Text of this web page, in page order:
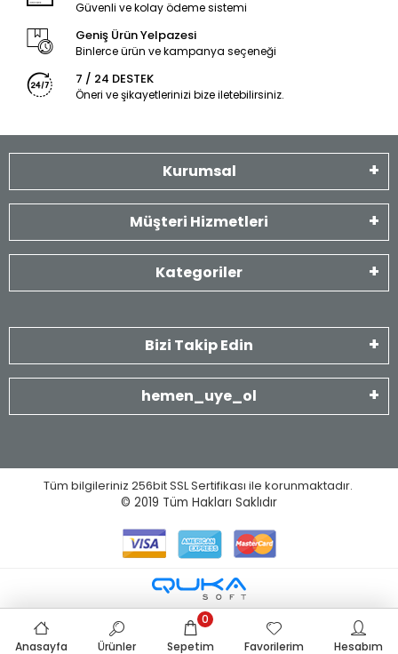
Güvenli ve kolay ödeme sistemi
Geniş Ürün Yelpazesi
Binlerce ürün ve kampanya seçeneği
7 / 24 DESTEK
Öneri ve şikayetlerinizi bize iletebilirsiniz.
Kurumsal
Müşteri Hizmetleri
Kategoriler
Bizi Takip Edin
hemen_uye_ol
Tüm bilgileriniz 256bit SSL Sertifikası ile korunmaktadır.
© 2019 Tüm Hakları Saklıdır
Anasayfa Ürünler Sepetim
0
Favorilerim
Hesabım